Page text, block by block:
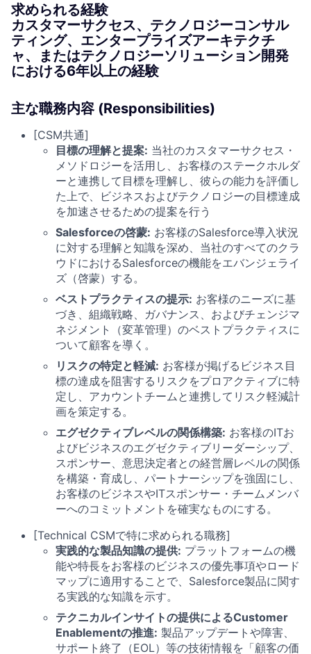
求められる経験
カスタマーサクセス、テクノロジーコンサル
ティング、エンタープライズアーキテクチ
ャ、またはテクノロジーソリューション開発
における6年以上の経験
主な職務内容 (Responsibilities)
[CSM共通]
目標の理解と提案: 当社のカスタマーサクセス・
メソドロジーを活用し、お客様のステークホルダ
ーと連携して目標を理解し、彼らの能力を評価し
た上で、ビジネスおよびテクノロジーの目標達成
を加速させるための提案を行う
Salesforceの啓蒙: お客様のSalesforce導入状況
に対する理解と知識を深め、当社のすべてのクラ
ウドにおけるSalesforceの機能をエバンジェライ
ズ（啓蒙）する。
ベストプラクティスの提示: お客様のニーズに基
づき、組織戦略、ガバナンス、およびチェンジマ
ネジメント（変革管理）のベストプラクティスに
ついて顧客を導く。
リスクの特定と軽減: お客様が掲げるビジネス目
標の達成を阻害するリスクをプロアクティブに特
定し、アカウントチームと連携してリスク軽減計
画を策定する。
エグゼクティブレベルの関係構築: お客様のITお
よびビジネスのエグゼクティブリーダーシップ、
スポンサー、意思決定者との経営層レベルの関係
を構築・育成し、パートナーシップを強固にし、
お客様のビジネスやITスポンサー・チームメンバ
ーへのコミットメントを確実なものにする。
[Technical CSMで特に求められる職務]
実践的な製品知識の提供: プラットフォームの機
能や特長をお客様のビジネスの優先事項やロード
マップに適用することで、Salesforce製品に関す
る実践的な知識を示す。
テクニカルインサイトの提供によるCustomer
Enablementの推進: 製品アップデートや障害、
サポート終了（EOL）等の技術情報を「顧客の価